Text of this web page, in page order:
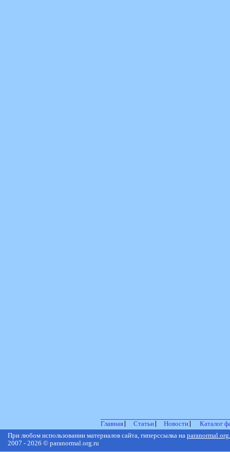
Главная Статьи Новости
Каталог
При любом использовании материалов сайта, гиперссылка на
2007 - 2026 © paranormal.org.ru